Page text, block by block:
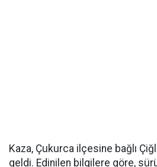
Kaza, Çukurca ilçesine bağlı
geldi. Edinilen bilgilere göre,